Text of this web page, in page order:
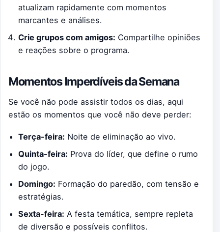
atualizam rapidamente com momentos
marcantes e análises.
Crie grupos com amigos: Compartilhe opiniões
e reações sobre o programa.
Momentos Imperdíveis da Semana
Se você não pode assistir todos os dias, aqui
estão os momentos que você não deve perder:
Terça-feira: Noite de eliminação ao vivo.
Quinta-feira: Prova do líder, que define o rumo
do jogo.
Domingo: Formação do paredão, com tensão e
estratégias.
Sexta-feira: A festa temática, sempre repleta
de diversão e possíveis conflitos.